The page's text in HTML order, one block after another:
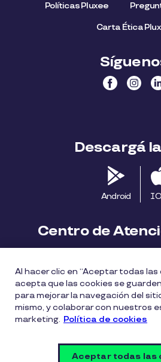
Políticas Pluxee
Carta Ética
Descargá
Android
Centro de
Centro de
Política de Cookies
Al hacer clic en “Aceptar todas las
acepta que las cookies se
para mejorar la navegación del
mismo, y colaborar con nuestros
marketing. Política de cookies
Aceptar todas las